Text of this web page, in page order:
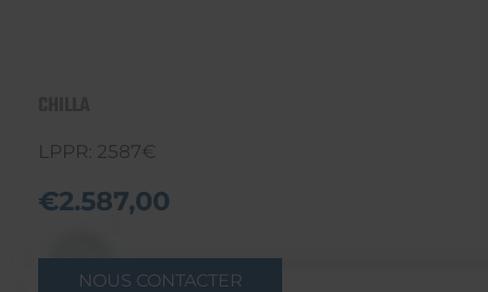
LPPR: 2587€
€2.587,00
NOUS CONTACTER